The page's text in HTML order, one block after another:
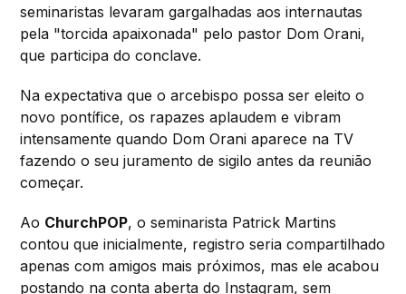
seminaristas levaram gargalhadas aos internautas
pela "torcida apaixonada" pelo pastor Dom Orani,
que participa do conclave.
Na expectativa que o arcebispo possa ser eleito o
novo pontífice, os rapazes aplaudem e vibram
intensamente quando Dom Orani aparece na TV
fazendo o seu juramento de sigilo antes da reunião
começar.
Ao ChurchPOP, o seminarista Patrick Martins
contou que inicialmente, registro seria compartilhado
apenas com amigos mais próximos, mas ele acabou
postando na conta aberta do Instagram, sem